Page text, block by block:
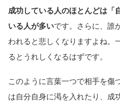
成功している人のほとんどは「
いる人が多いです。さらに、誰
われると悲しくなりますよね。
るとうれしくなるはずです。
このように言葉一つで相手を傷
は自分自身に渇を入れたり、成